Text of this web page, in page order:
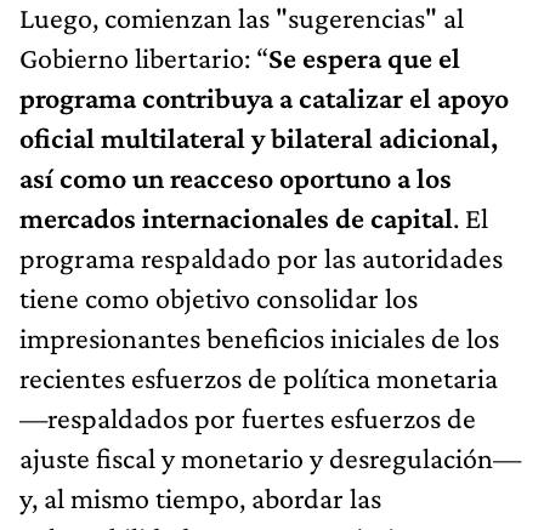
Luego, comienzan las "sugerencias" al
Gobierno libertario: “Se espera que el
programa contribuya a catalizar el apoyo
oficial multilateral y bilateral adicional,
así como un reacceso oportuno a los
mercados internacionales de capital. El
programa respaldado por las autoridades
tiene como objetivo consolidar los
impresionantes beneficios iniciales de los
recientes esfuerzos de política monetaria
—respaldados por fuertes esfuerzos de
ajuste fiscal y monetario y desregulación—
y, al mismo tiempo, abordar las